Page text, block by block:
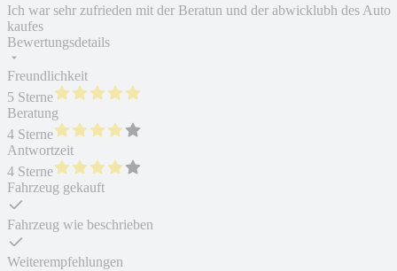
Ich war sehr zufrieden mit der Beratun und der abwicklubh des Auto
kaufes
Bewertungsdetails
Freundlichkeit
5 Sterne
Beratung
4 Sterne
Antwortzeit
4 Sterne
Fahrzeug gekauft
Fahrzeug wie beschrieben
Weiterempfehlungen